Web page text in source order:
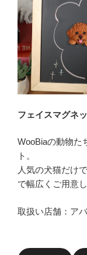
フェイスマグネ
WooBiaの動物た
ト。
人気の犬猫だけ
で幅広くご用意し
取扱い店舗：ア